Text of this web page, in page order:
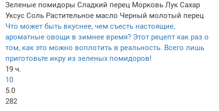
Зеленые помидоры Сладкий перец Морковь Лук Сахар
Уксус Соль Растительное масло Черный молотый перец
Что может быть вкуснее, чем съесть настоящие,
ароматные овощи в зимнее время? Этот рецепт как раз о
том, как это можно воплотить в реальность. Всего лишь
приготовьте икру из зеленых помидоров!
19 ч.
10
5.0
282